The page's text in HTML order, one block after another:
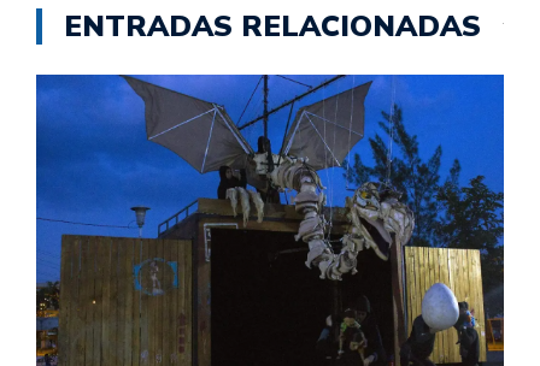
ENTRADAS RELACIONADAS